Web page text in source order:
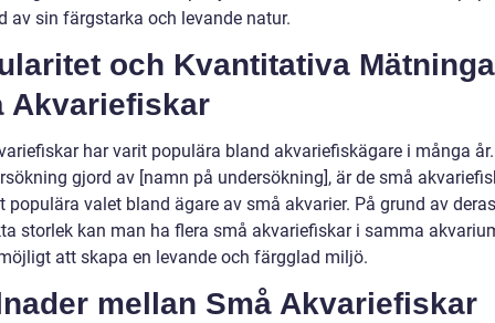
av sin färgstarka och levande natur.
och Kvantitativa
Akvariefiskar
har varit populära bland akvariefiskägare i många
gjord av [namn på undersökning], är de små
populära valet bland ägare av små akvarier. På grund av deras
storlek kan man ha flera små akvariefiskar i samma
att skapa en levande och färgglad miljö.
mellan Små Akvariefiskar